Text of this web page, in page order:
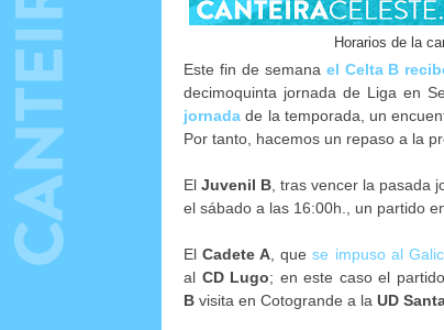
Horarios de la
Este fin de semana el Celta B
decimoquinta jornada de Liga en
jornada de la temporada, un
Por tanto, hacemos un repaso a la
ElJuvenil B , tras vencer la pasada
el sábado a las 16:00h., un partido
ElCadete A , quese impuso al
al CD Lugo; en este caso el
B visita en Cotogrande a la UD